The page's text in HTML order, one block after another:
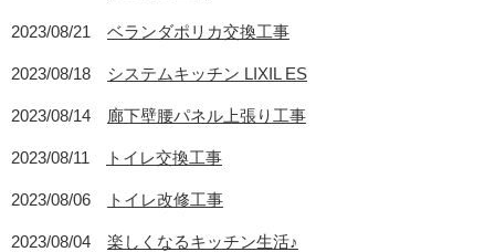
2023/08/21 ベランダポリカ交換工事
2023/08/18 システムキッチン LIXIL ES
2023/08/14 廊下壁腰パネル上張り工事
2023/08/11 トイレ交換工事
2023/08/06 トイレ改修工事
2023/08/04 楽しくなるキッチン生活♪